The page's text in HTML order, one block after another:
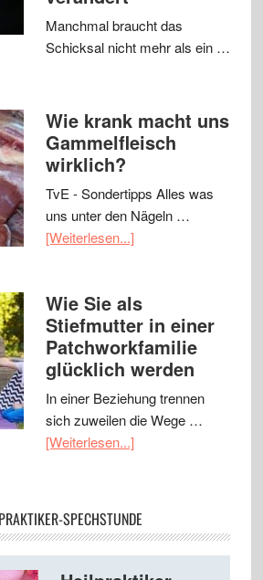
Manchmal braucht das
Schicksal nicht mehr als ein …
Wie krank macht uns
Gammelfleisch
wirklich?
TvE - Sondertipps Alles was
uns unter den Nägeln …
[Weiterlesen...]
Wie Sie als
Stiefmutter in einer
Patchworkfamilie
glücklich werden
In einer Beziehung trennen
sich zuweilen die Wege …
[Weiterlesen...]
SPECHSTUNDE